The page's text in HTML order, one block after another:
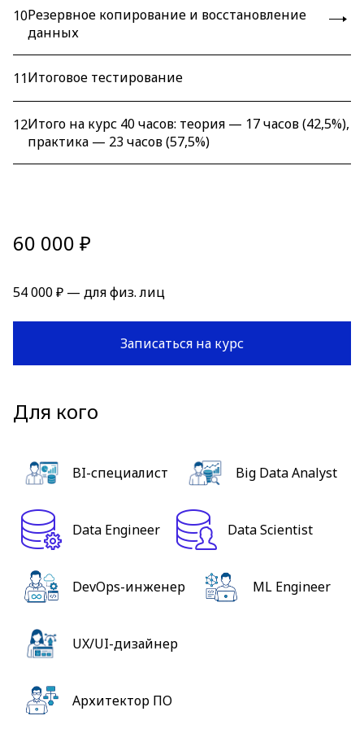
10Резервное копирование и восстановление
данных
11Итоговое тестирование
12Итого на курс 40 часов: теория — 17 часов (42,5%),
практика — 23 часов (57,5%)
60 000 ₽
54 000 ₽ — для физ. лиц
Записаться на курс
Для кого
BI-специалист Big Data Analyst
Data Engineer Data Scientist
DevOps-инженер ML Engineer
UX/UI-дизайнер
Архитектор ПО